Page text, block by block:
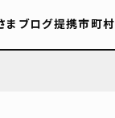
まブログ提携市町村